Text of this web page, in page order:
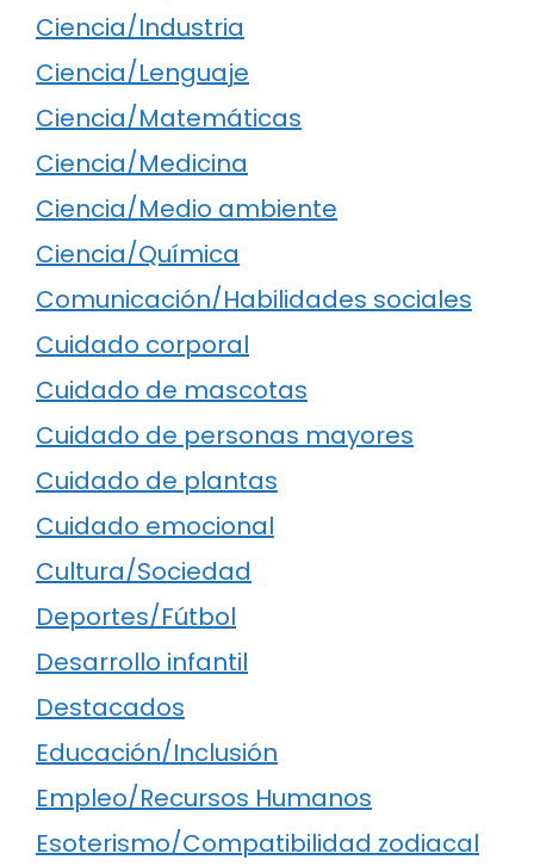
Ciencia/Industria
Ciencia/Lenguaje
Ciencia/Matemáticas
Ciencia/Medicina
Ciencia/Medio ambiente
Ciencia/Química
Comunicación/Habilidades sociales
Cuidado corporal
Cuidado de mascotas
Cuidado de personas mayores
Cuidado de plantas
Cuidado emocional
Cultura/Sociedad
Deportes/Fútbol
Desarrollo infantil
Destacados
Educación/Inclusión
Empleo/Recursos Humanos
Esoterismo/Compatibilidad zodiacal